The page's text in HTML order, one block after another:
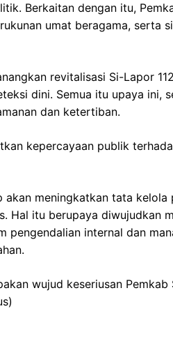
Berkaitan dengan itu,
umat beragama, serta
revitalisasi Si-Lapor
dini. Semua itu upaya ini,
dan ketertiban.
kepercayaan publik
akan meningkatkan tata
Hal itu berupaya diwujudkan
pengendalian internal dan
wujud keseriusan